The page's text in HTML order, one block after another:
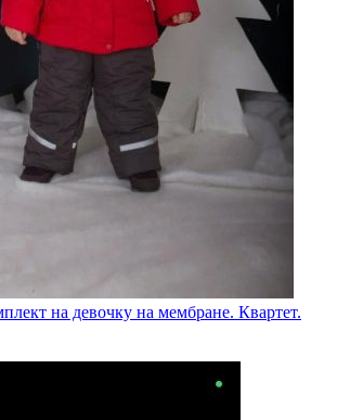
на девочку на мембране. Квартет.